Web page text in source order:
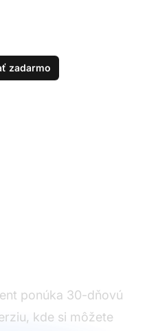
zadarmo
ponúka 30-dňovú
kde si môžete